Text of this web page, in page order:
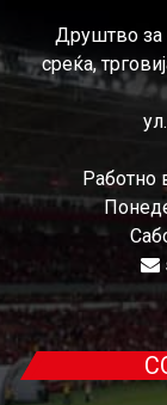
Друштво за
среќа,
Работно